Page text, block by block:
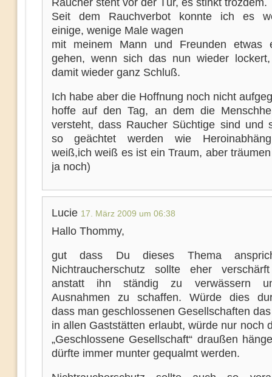
Raucher steht vor der Tür, es stinkt trozdem.
Seit dem Rauchverbot konnte ich es
einige, wenige Male wagen
mit meinem Mann und Freunden etwas
gehen, wenn sich das nun wieder
damit wieder ganz Schluß.
Ich habe aber die Hoffnung noch nicht
hoffe auf den Tag, an dem die
versteht, dass Raucher Süchtige sind und
so geächtet werden wie
weiß,ich weiß es ist ein Traum, aber
ja noch)
Lucie 17. März 2009 um 06:38
Hallo Thommy,
gut dass Du dieses Thema
Nichtraucherschutz sollte eher
anstatt ihn ständig zu verwässern
Ausnahmen zu schaffen. Würde dies
dass man geschlossenen Gesellschaften
in allen Gaststätten erlaubt, würde nur noch
„Geschlossene Gesellschaft“ draußen
dürfte immer munter gequalmt werden.